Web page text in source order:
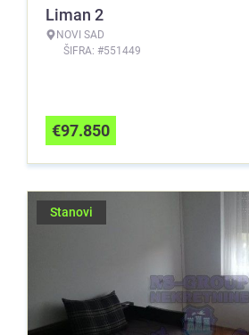
Liman 2
NOVI SAD
ŠIFRA: #551449
€97.850
Stanovi